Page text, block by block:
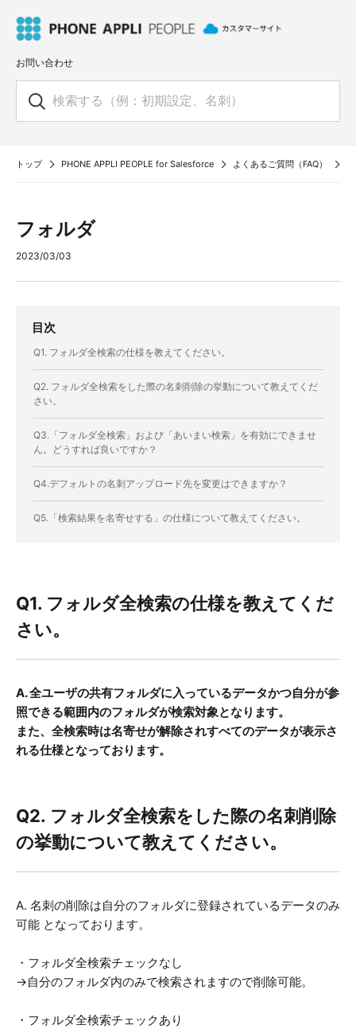
お問い合わせ
トップ PHONE APPLI PEOPLE for Salesforce よくあるご質問（FAQ）
フォルダ
2023/03/03
目次
Q1. フォルダ全検索の仕様を教えてください。
Q2. フォルダ全検索をした際の名刺削除の挙動について教えてくだ
さい。
Q3.「フォルダ全検索」および「あいまい検索」を有効にできませ
ん。どうすれば良いですか？
Q4.デフォルトの名刺アップロード先を変更はできますか？
Q5.「検索結果を名寄せする」の仕様について教えてください。
Q1. フォルダ全検索の仕様を教えてくだ
さい。
A.全ユーザの共有フォルダに入っているデータかつ自分が参
照できる範囲内のフォルダが検索対象となります。
また、全検索時は名寄せが解除されすべてのデータが表示さ
れる仕様となっております。
Q2. フォルダ全検索をした際の名刺削除
の挙動について教えてください。
A. 名刺の削除は自分のフォルダに登録されているデータのみ
可能 となっております。
・フォルダ全検索チェックなし
→自分のフォルダ内のみで検索されますので削除可能。
・フォルダ全検索チェックあり